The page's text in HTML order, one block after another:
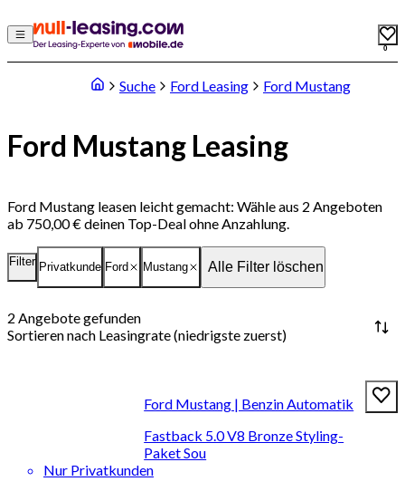
0
Suche Ford Leasing Ford Mustang
Ford Mustang Leasing
Ford Mustang leasen leicht gemacht: Wähle aus 2 Angeboten
ab 750,00 € deinen Top-Deal ohne Anzahlung.
Filter Privatkunde Ford Mustang Alle Filter löschen
2 Angebote gefunden
Sortieren nach Leasingrate (niedrigste zuerst)
Ford Mustang | Benzin Automatik
Fastback 5.0 V8 Bronze Styling-
Paket Sou
Nur Privatkunden